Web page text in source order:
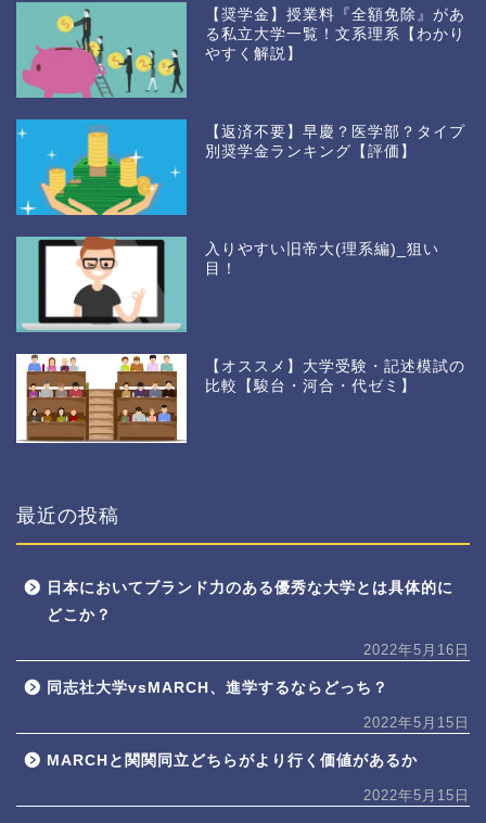
【奨学金】授業料『全額免除』があ
る私立大学一覧！文系理系【わかり
やすく解説】
【返済不要】早慶？医学部？タイプ
別奨学金ランキング【評価】
入りやすい旧帝大(理系編)_狙い
目！
【オススメ】大学受験・記述模試の
比較【駿台・河合・代ゼミ】
最近の投稿
日本においてブランド力のある優秀な大学とは具体的に
どこか？
2022年5月16日
同志社大学vsMARCH、進学するならどっち？
2022年5月15日
MARCHと関関同立どちらがより行く価値があるか
2022年5月15日